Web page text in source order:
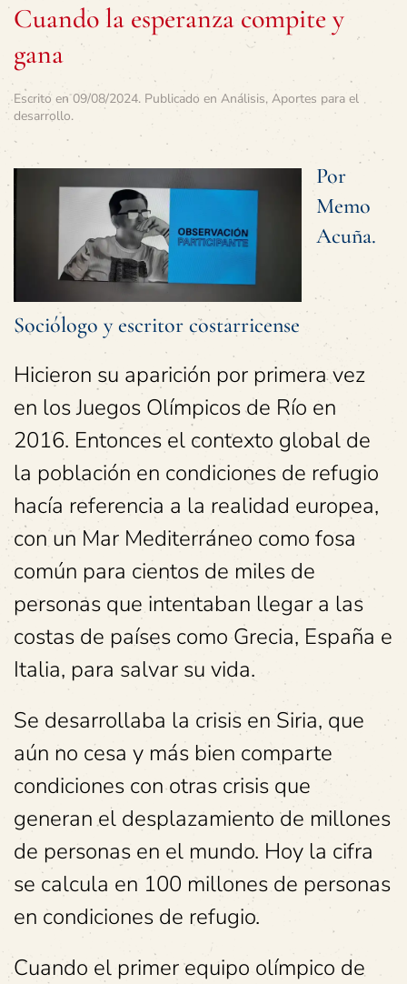
Cuando la esperanza compite y
gana
Escrito en09/08/2024. Publicado en Análisis, Aportes para el
desarrollo.
Por
Memo
Acuña.
Sociólogo y escritor costarricense
Hicieron su aparición por primera vez
en los Juegos Olímpicos de Río en
2016. Entonces el contexto global de
la población en condiciones de refugio
hacía referencia a la realidad europea,
con un Mar Mediterráneo como fosa
común para cientos de miles de
personas que intentaban llegar a las
costas de países como Grecia, España e
Italia, para salvar su vida.
Se desarrollaba la crisis en Siria, que
aún no cesa y más bien comparte
condiciones con otras crisis que
generan el desplazamiento de millones
de personas en el mundo. Hoy la cifra
se calcula en 100 millones de personas
en condiciones de refugio.
Cuando el primer equipo olímpico de